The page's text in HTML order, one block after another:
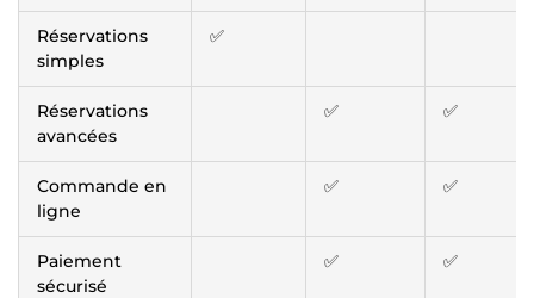
Réservations
simples
✅
Réservations
avancées
✅ ✅
Commande en
ligne
✅ ✅
Paiement
sécurisé
✅ ✅